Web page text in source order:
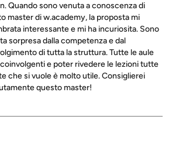
Quando sono venuta a conoscenza di
master di w.academy, la proposta mi
interessante e mi ha incuriosita. Sono
sorpresa dalla competenza e dal
di tutta la struttura. Tutte le aule
e poter rivedere le lezioni tutte
che si vuole è molto utile. Consiglierei
questo master!